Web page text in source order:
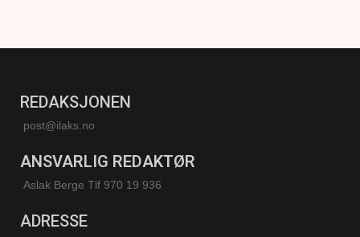
REDAKSJONEN
post@ilaks.no
ANSVARLIG REDAKTØR
Aslak Berge Tlf 970 19 936
ADRESSE